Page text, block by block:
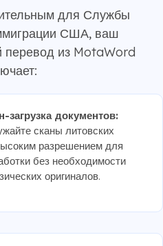
для Службы
США, ваш
из MotaWord
загрузка документов:
сканы литовских
разрешением для
без необходимости
оригиналов.